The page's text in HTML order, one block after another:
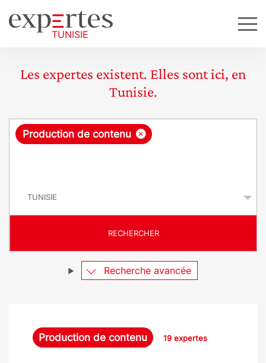
Les expertes existent. Elles sont ici, en
Tunisie.
R
ê
e
×
Production de contenu
RECHERCHER
Recherche avancée
Production de contenu 19 expertes